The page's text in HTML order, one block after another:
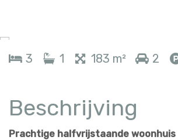
3 1 183 m² 2
Beschrijving
Prachtige halfvrijstaande woonhuis